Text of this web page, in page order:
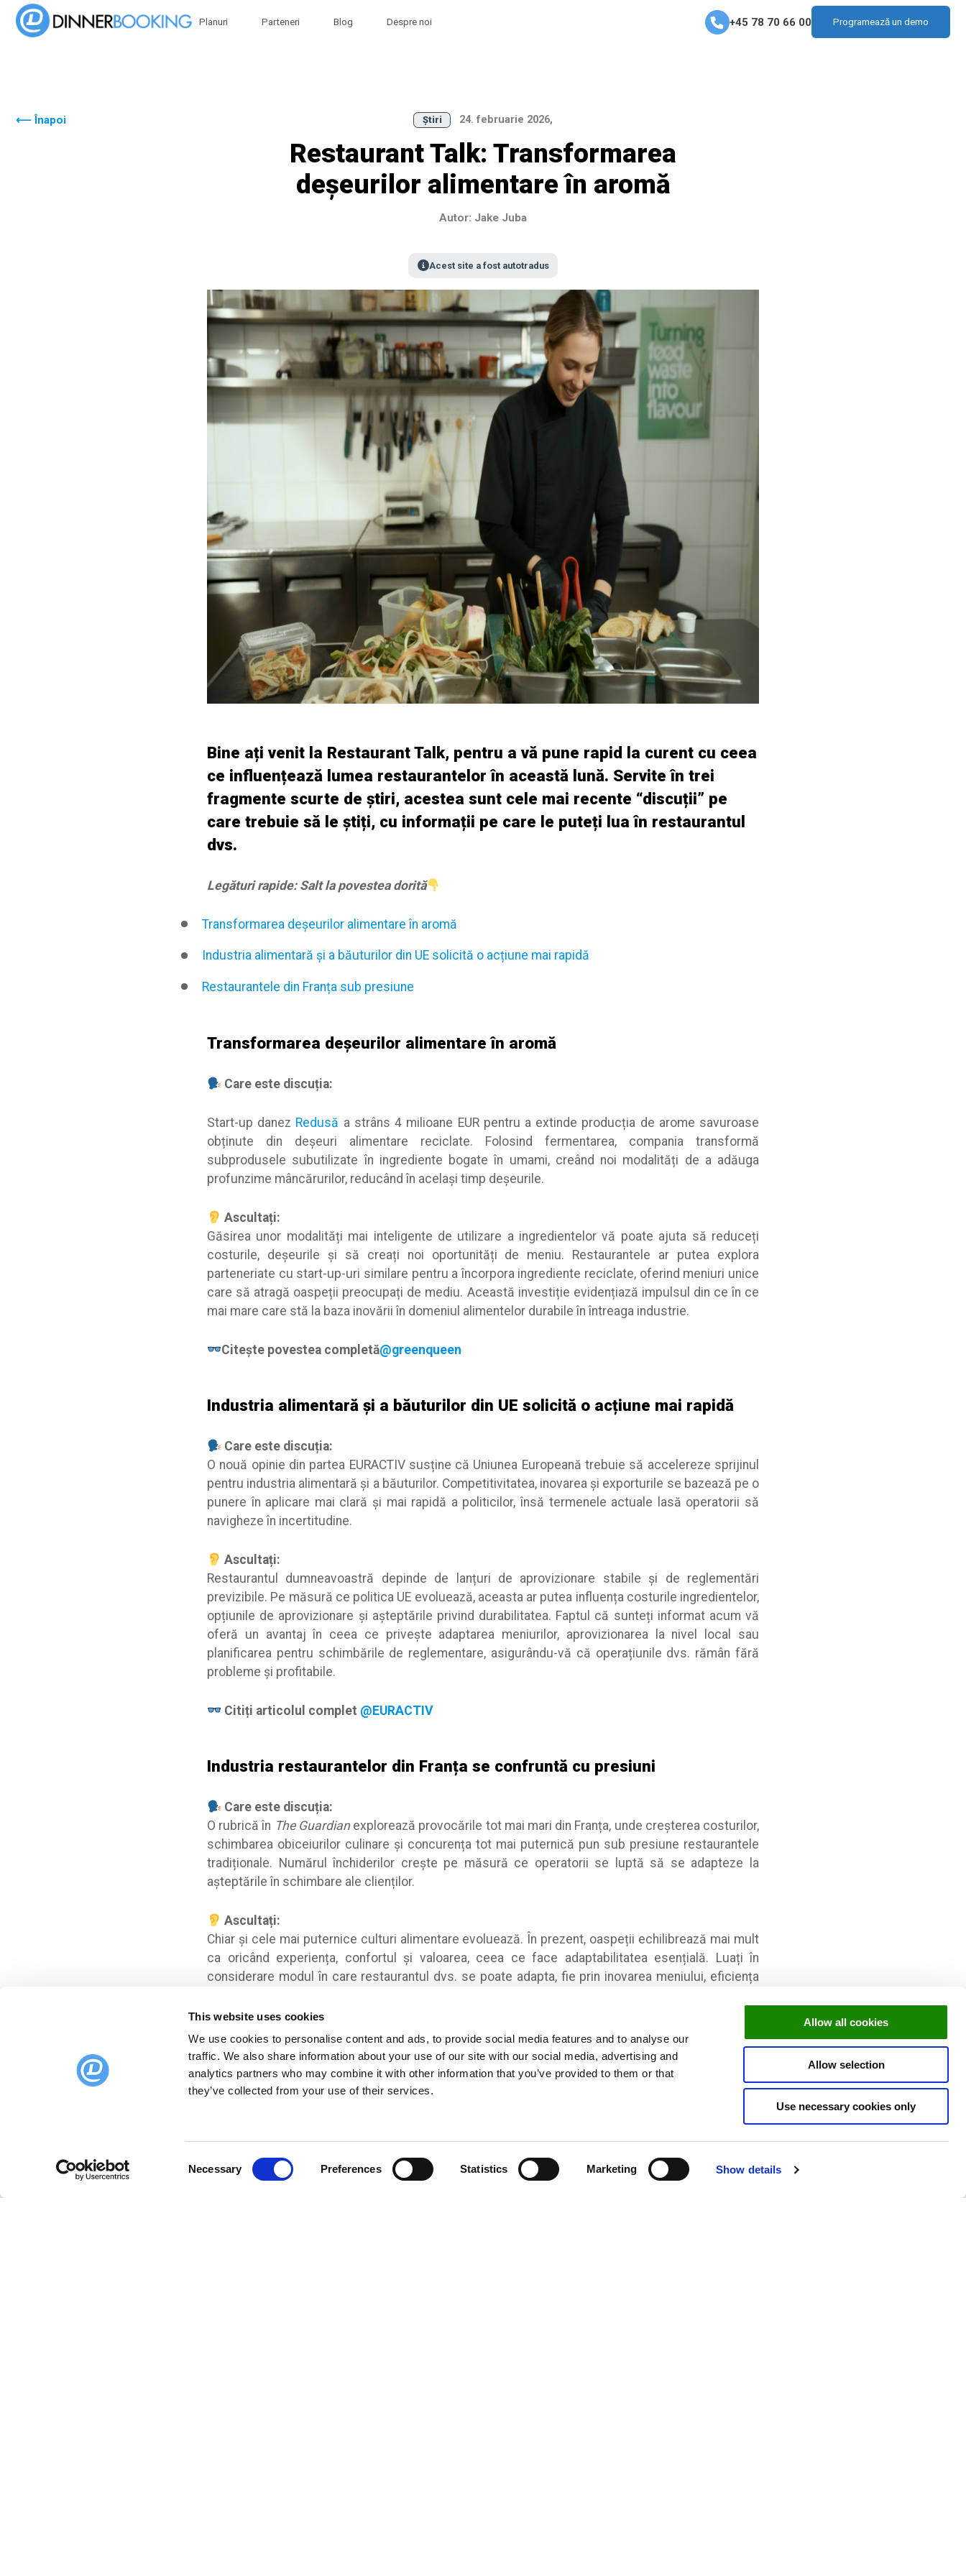
This website uses cookies
We use cookies to personalise content and ads, to provide social media features and to analyse our
traffic. We also share information about your use of our site with our social media, advertising and
analytics partners who may combine it with other information that you’ve provided to them or that
they’ve collected from your use of their services.
Necessary Preferences Statistics Marketing Show details
Allow all cookies
Allow selection
Use necessary cookies only
Planuri Parteneri Blog Despre noi +45 78 70 66 00 Programează un demo
⟵ Înapoi Știri 24. februarie 2026,
Restaurant Talk: Transformarea
deșeurilor alimentare în aromă
Autor: Jake Juba
Acest site a fost autotradus
Bine ați venit la Restaurant Talk, pentru a vă pune rapid la curent cu ceea
ce influențează lumea restaurantelor în această lună. Servite în trei
fragmente scurte de știri, acestea sunt cele mai recente “discuții” pe
care trebuie să le știți, cu informații pe care le puteți lua în restaurantul
dvs.
Legături rapide: Salt la povestea dorită
Transformarea deșeurilor alimentare în aromă
Industria alimentară și a băuturilor din UE solicită o acțiune mai rapidă
Restaurantele din Franța sub presiune
Transformarea deșeurilor alimentare în aromă
Care este discuția:
Start-up danez Redusă a strâns 4 milioane EUR pentru a extinde producția de arome savuroase
obținute din deșeuri alimentare reciclate. Folosind fermentarea, compania transformă
subprodusele subutilizate în ingrediente bogate în umami, creând noi modalități de a adăuga
profunzime mâncărurilor, reducând în același timp deșeurile.
Ascultați:
Găsirea unor modalități mai inteligente de utilizare a ingredientelor vă poate ajuta să reduceți
costurile, deșeurile și să creați noi oportunități de meniu. Restaurantele ar putea explora
parteneriate cu start-up-uri similare pentru a încorpora ingrediente reciclate, oferind meniuri unice
care să atragă oaspeții preocupați de mediu. Această investiție evidențiază impulsul din ce în ce
mai mare care stă la baza inovării în domeniul alimentelor durabile în întreaga industrie.
Citește povestea completă@greenqueen
Industria alimentară și a băuturilor din UE solicită o acțiune mai rapidă
Care este discuția:
O nouă opinie din partea EURACTIV susține că Uniunea Europeană trebuie să accelereze sprijinul
pentru industria alimentară și a băuturilor. Competitivitatea, inovarea și exporturile se bazează pe o
punere în aplicare mai clară și mai rapidă a politicilor, însă termenele actuale lasă operatorii să
navigheze în incertitudine.
Ascultați:
Restaurantul dumneavoastră depinde de lanțuri de aprovizionare stabile și de reglementări
previzibile. Pe măsură ce politica UE evoluează, aceasta ar putea influența costurile ingredientelor,
opțiunile de aprovizionare și așteptările privind durabilitatea. Faptul că sunteți informat acum vă
oferă un avantaj în ceea ce privește adaptarea meniurilor, aprovizionarea la nivel local sau
planificarea pentru schimbările de reglementare, asigurându-vă că operațiunile dvs. rămân fără
probleme și profitabile.
Citiți articolul complet @EURACTIV
Industria restaurantelor din Franța se confruntă cu presiuni
Care este discuția:
O rubrică în The Guardianexplorează provocările tot mai mari din Franța, unde creșterea costurilor,
schimbarea obiceiurilor culinare și concurența tot mai puternică pun sub presiune restaurantele
tradiționale. Numărul închiderilor crește pe măsură ce operatorii se luptă să se adapteze la
așteptările în schimbare ale clienților.
Ascultați:
Chiar și cele mai puternice culturi alimentare evoluează. În prezent, oaspeții echilibrează mai mult
ca oricând experiența, confortul și valoarea, ceea ce face adaptabilitatea esențială. Luați în
considerare modul în care restaurantul dvs. se poate adapta, fie prin inovarea meniului, eficiența
schimbare rapidă.
Citiți articolul complet @TheGuardian
Am vorbit destul pentru astăzi.